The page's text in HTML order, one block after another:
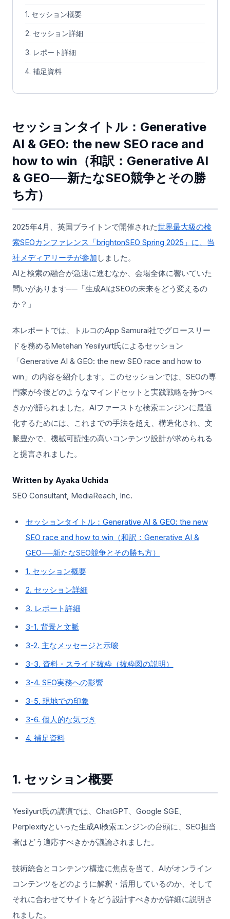
1. セッション概要
2. セッション詳細
3. レポート詳細
4. 補足資料
セッションタイトル：Generative
AI & GEO: the new SEO race and
how to win（和訳：Generative AI
& GEO──新たなSEO競争とその勝
ち方）
2025年4月、英国ブライトンで開催された世界最大級の検
索SEOカンファレンス「brightonSEO Spring 2025」に、当
社メディアリーチが参加 しました。
AIと検索の融合が急速に進むなか、会場全体に響いていた
問いがあります──「生成AIはSEOの未来をどう変えるの
か？」
本レポートでは、トルコのApp Samurai社でグロースリー
ドを務めるMetehan Yesilyurt氏によるセッション
「Generative AI & GEO: the new SEO race and how to
win」の内容を紹介します。このセッションでは、SEOの専
門家が今後どのようなマインドセットと実践戦略を持つべ
きかが語られました。AIファーストな検索エンジンに最適
化するためには、これまでの手法を超え、構造化され、文
脈豊かで、機械可読性の高いコンテンツ設計が求められる
と提言されました。
Written by Ayaka Uchida
SEO Consultant, MediaReach, Inc.
セッションタイトル：Generative AI & GEO: the new
SEO race and how to win（和訳：Generative AI &
GEO──新たなSEO競争とその勝ち方）
1. セッション概要
2. セッション詳細
3. レポート詳細
3-1. 背景と文脈
3-2. 主なメッセージと示唆
3-3. 資料・スライド抜粋（抜粋図の説明）
3-4. SEO実務への影響
3-5. 現地での印象
3-6. 個人的な気づき
4. 補足資料
1. セッション概要
Yesilyurt氏の講演では、ChatGPT、Google SGE、
Perplexityといった生成AI検索エンジンの台頭に、SEO担当
者はどう適応すべきかが議論されました。
技術統合とコンテンツ構造に焦点を当て、AIがオンライン
コンテンツをどのように解釈・活用しているのか、そして
それに合わせてサイトをどう設計すべきかが詳細に説明さ
れました。